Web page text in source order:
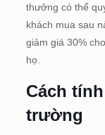
thưởng có thể
khách mua sau
giảm giá 30%
họ.
Cách
trường